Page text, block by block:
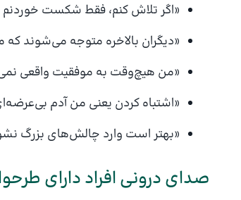
«اگر تلاش کنم، فقط شکست
«دیگران بالاخره متوجه می‌شوند که
«من هیچ‌وقت به موفقیت واقعی
«اشتباه کردن یعنی من آدم
«بهتر است وارد چالش‌های بزرگ
صدای درونی افراد دارای